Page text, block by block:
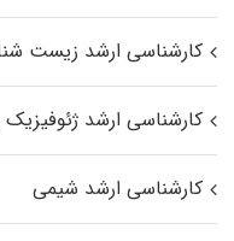
کارشناسی ارشد زیست‌
کارشناسی ارشد
کارشناسی ارشد شیمی